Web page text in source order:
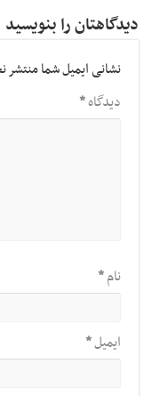
دیدگاهتان را بنویسید
نشانی ایمیل شما
دیدگاه*
نام*
ایمیل*